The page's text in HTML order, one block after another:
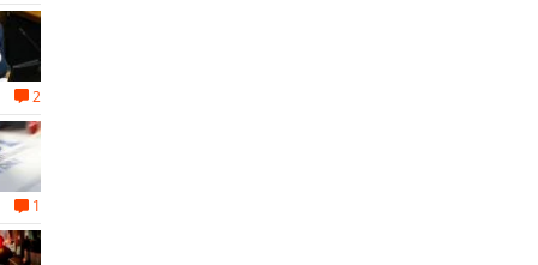
2
1